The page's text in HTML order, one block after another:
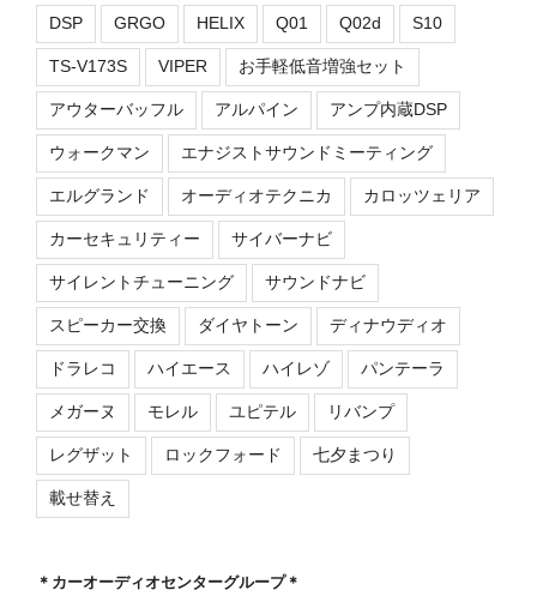
DSP GRGO HELIX Q01 Q02d S10
TS-V173S VIPER お手軽低音増強セット
アウターバッフル アルパイン アンプ内蔵DSP
ウォークマン エナジストサウンドミーティング
エルグランド オーディオテクニカ カロッツェリア
カーセキュリティー サイバーナビ
サイレントチューニング サウンドナビ
スピーカー交換 ダイヤトーン ディナウディオ
ドラレコ ハイエース ハイレゾ パンテーラ
メガーヌ モレル ユピテル リバンプ
レグザット ロックフォード 七夕まつり
載せ替え
＊カーオーディオセンターグループ＊